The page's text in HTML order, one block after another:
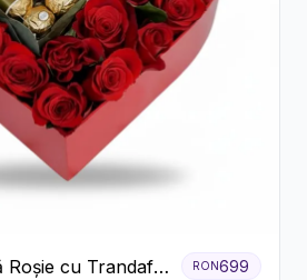
Roșie cu Trandafiri
RON699